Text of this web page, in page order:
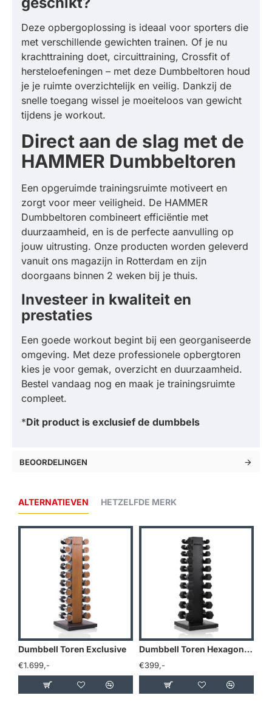
Deze opbergoplossing is ideaal voor sporters die
met verschillende gewichten trainen. Of je nu
krachttraining doet, circuittraining, Crossfit of
hersteloefeningen – met deze Dumbbeltoren houd
je je ruimte overzichtelijk en veilig. Dankzij de
snelle toegang wissel je moeiteloos van gewicht
tijdens je workout.
Direct aan de slag met de
HAMMER Dumbbeltoren
Een opgeruimde trainingsruimte motiveert en
zorgt voor meer veiligheid. De HAMMER
Dumbbeltoren combineert efficiëntie met
duurzaamheid, en is de perfecte aanvulling op
jouw uitrusting. Onze producten worden geleverd
vanuit ons magazijn in Rotterdam en zijn
doorgaans binnen 2 weken bij je thuis.
Investeer in kwaliteit en
prestaties
Een goede workout begint bij een georganiseerde
omgeving. Met deze professionele opbergtoren
kies je voor gemak, overzicht en duurzaamheid.
Bestel vandaag nog en maak je trainingsruimte
compleet.
*Dit product is exclusief de dumbbels
BEOORDELINGEN
ALTERNATIEVEN HETZELFDE MERK
Dumbbell Toren Exclusive
€1.699,-
Dumbbell Toren Hexagon Dumbbells
€399,-